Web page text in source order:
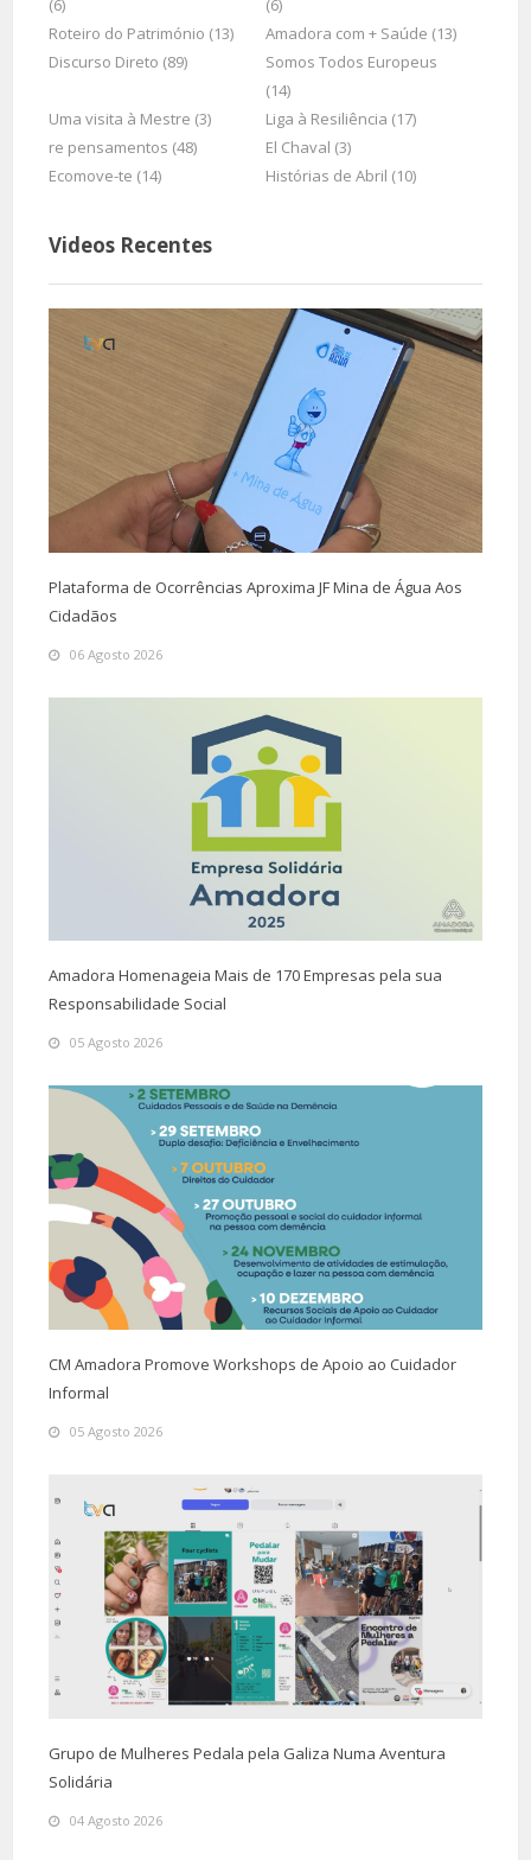
(6)
(6)
Roteiro do Património (13)
Amadora com + Saúde (13)
Discurso Direto (89)
Somos Todos Europeus
(14)
Uma visita à Mestre (3)
Liga à Resiliência (17)
re pensamentos (48)
El Chaval (3)
Ecomove-te (14)
Histórias de Abril (10)
Videos Recentes
Plataforma de Ocorrências Aproxima JF Mina de Água Aos
Cidadãos
06 Agosto 2026
Amadora Homenageia Mais de 170 Empresas pela sua
Responsabilidade Social
05 Agosto 2026
CM Amadora Promove Workshops de Apoio ao Cuidador
Informal
05 Agosto 2026
Grupo de Mulheres Pedala pela Galiza Numa Aventura
Solidária
04 Agosto 2026